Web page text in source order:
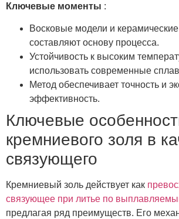
Ключевые моменты :
Восковые модели и
составляют основу процесса.
Устойчивость к высоким
использовать современные
Метод обеспечивает точность и
эффективность.
Ключевые
кремниевого золя в
связующего
Кремниевый золь действует как
связующее при литье по
предлагая ряд преимуществ. Его